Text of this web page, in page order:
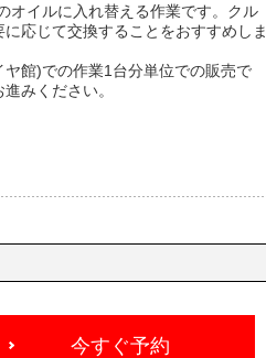
オイルに入れ替える作業です。クル
応じて交換することをおすすめしま
館)での作業1台分単位での販売で
みください。
今すぐ予約